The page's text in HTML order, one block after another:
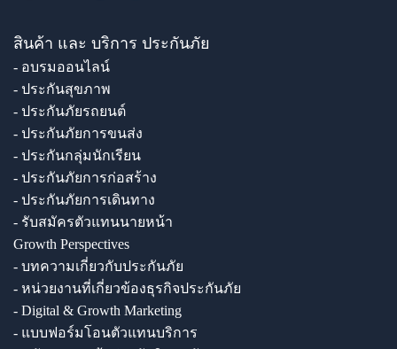
สินค้า และ บริการ ประกันภัย
- อบรมออนไลน์
- ประกันสุขภาพ
- ประกันภัยรถยนต์
- ประกันภัยการขนส่ง
- ประกันกลุ่มนักเรียน
- ประกันภัยการก่อสร้าง
- ประกันภัยการเดินทาง
- รับสมัครตัวแทนนายหน้า
Growth Perspectives
- บทความเกี่ยวกับประกันภัย
- หน่วยงานที่เกี่ยวข้องธุรกิจประกันภัย
- Digital & Growth Marketing
- แบบฟอร์มโอนตัวแทนบริการ